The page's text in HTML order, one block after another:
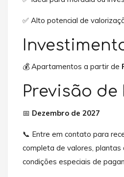
✅ Alto potencial de
💰 Apartamentos a partir de
Previsão de
📅 Dezembro de 2027
📞 Entre em contato para
completa de valores, plantas
condições especiais de